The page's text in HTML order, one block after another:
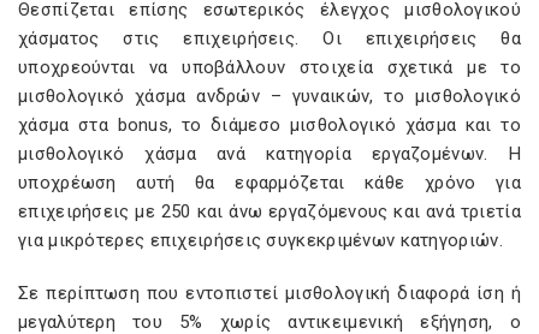
Θεσπίζεται επίσης εσωτερικός έλεγχος μισθολογικού
χάσματος στις επιχειρήσεις. Οι επιχειρήσεις θα
υποχρεούνται να υποβάλλουν στοιχεία σχετικά με το
μισθολογικό χάσμα ανδρών – γυναικών, το μισθολογικό
χάσμα στα bonus, το διάμεσο μισθολογικό χάσμα και το
μισθολογικό χάσμα ανά κατηγορία εργαζομένων. Η
υποχρέωση αυτή θα εφαρμόζεται κάθε χρόνο για
επιχειρήσεις με 250 και άνω εργαζόμενους και ανά τριετία
για μικρότερες επιχειρήσεις συγκεκριμένων κατηγοριών.
Σε περίπτωση που εντοπιστεί μισθολογική διαφορά ίση ή
μεγαλύτερη του 5% χωρίς αντικειμενική εξήγηση, ο